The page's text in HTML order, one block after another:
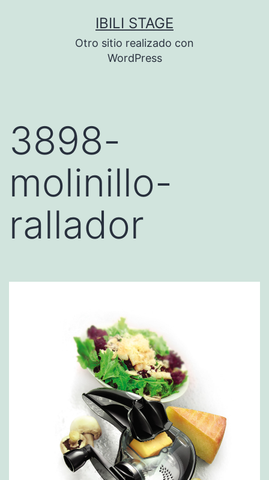
IBILI STAGE
Otro sitio realizado con
WordPress
3898-
molinillo-
rallador